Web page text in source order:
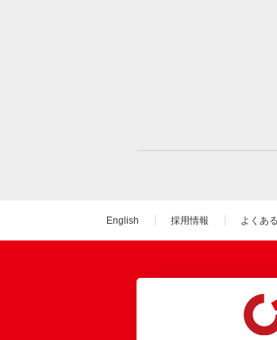
English 採用情報 よくあ